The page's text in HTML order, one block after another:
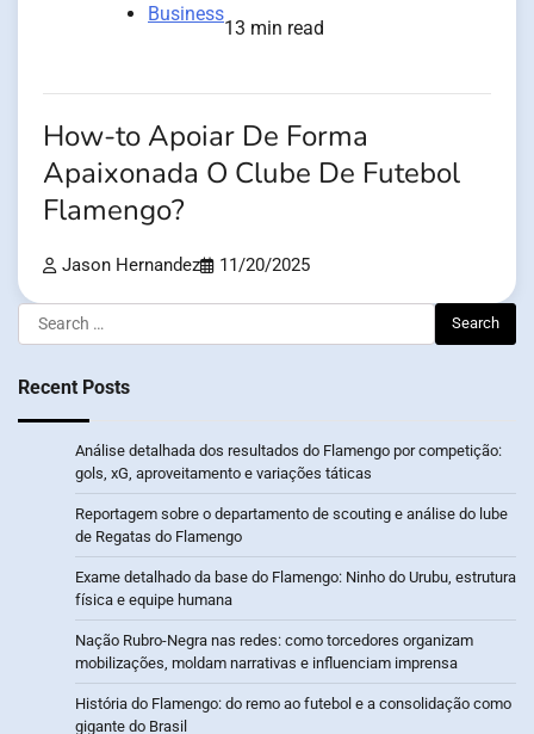
Business
13 min read
How-to Apoiar De Forma
Apaixonada O Clube De Futebol
Flamengo?
Jason Hernandez 11/20/2025
Search
for:
Recent Posts
Análise detalhada dos resultados do Flamengo por competição:
gols, xG, aproveitamento e variações táticas
Reportagem sobre o departamento de scouting e análise do lube
de Regatas do Flamengo
Exame detalhado da base do Flamengo: Ninho do Urubu, estrutura
física e equipe humana
Nação Rubro-Negra nas redes: como torcedores organizam
mobilizações, moldam narrativas e influenciam imprensa
História do Flamengo: do remo ao futebol e a consolidação como
gigante do Brasil